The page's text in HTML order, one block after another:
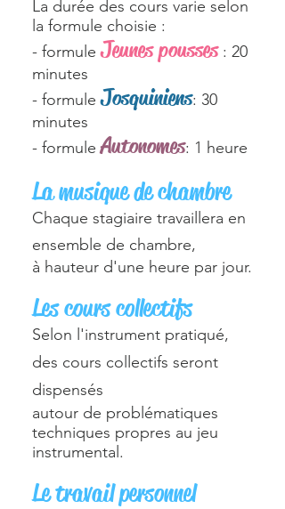
La durée des cours varie selon
la formule choisie :
- formuleJeunes pousses : 20
minutes
- formuleJosquiniens: 30
minutes
- formuleAutonomes: 1 heure
La musique de chambre
Chaque stagiaire travaillera en
ensemble de chambre,
à hauteur d'une heure par jour.
Les cours collectifs
Selon l'instrument pratiqué,
des cours collectifs seront
dispensés
autour de problématiques
techniques propres au jeu
instrumental.
Le travail personnel